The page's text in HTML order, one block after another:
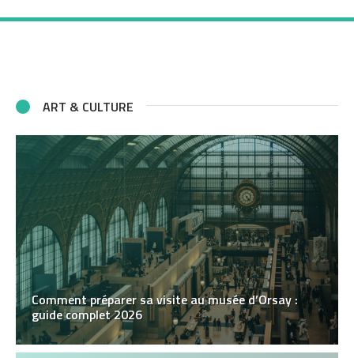
ART & CULTURE
Comment préparer sa visite au musée d’Orsay :
guide complet 2026